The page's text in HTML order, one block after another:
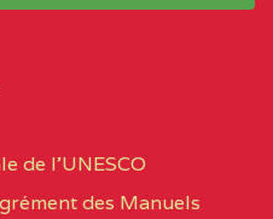
STE FOI BP
de l’UNESCO
des Manuels